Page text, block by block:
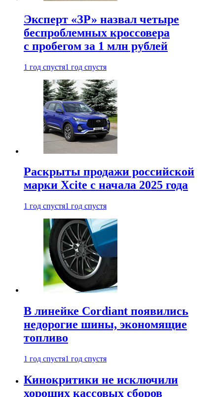
Эксперт «ЗР» назвал четыре
беспроблемных кроссовера
с пробегом за 1 млн рублей
1 год спустя1 год спустя
Раскрыты продажи российской
марки Xcite с начала 2025 года
1 год спустя1 год спустя
В линейке Cordiant появились
недорогие шины, экономящие
топливо
1 год спустя1 год спустя
Кинокритики не исключили
хороших кассовых сборов